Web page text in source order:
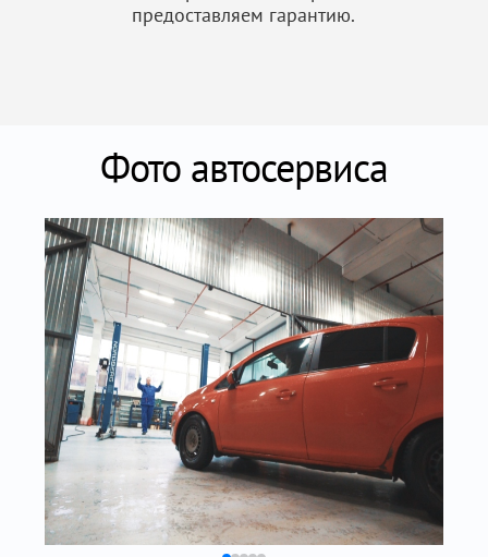
предоставляем гарантию.
Фото автосервиса